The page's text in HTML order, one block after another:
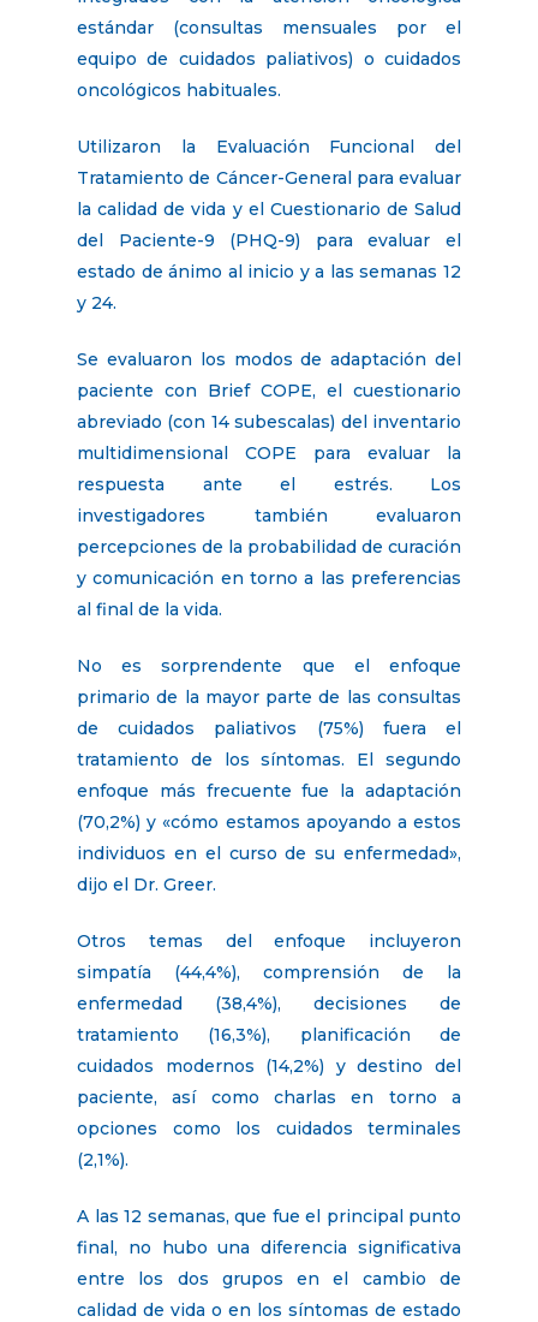
estándar (consultas mensuales por el
equipo de cuidados paliativos) o cuidados
oncológicos habituales.
Utilizaron la Evaluación Funcional del
Tratamiento de Cáncer-General para evaluar
la calidad de vida y el Cuestionario de Salud
del Paciente-9 (PHQ-9) para evaluar el
estado de ánimo al inicio y a las semanas 12
y 24.
Se evaluaron los modos de adaptación del
paciente con Brief COPE, el cuestionario
abreviado (con 14 subescalas) del inventario
multidimensional COPE para evaluar la
respuesta ante el estrés. Los
investigadores también evaluaron
percepciones de la probabilidad de curación
y comunicación en torno a las preferencias
al final de la vida.
No es sorprendente que el enfoque
primario de la mayor parte de las consultas
de cuidados paliativos (75%) fuera el
tratamiento de los síntomas. El segundo
enfoque más frecuente fue la adaptación
(70,2%) y «cómo estamos apoyando a estos
individuos en el curso de su enfermedad»,
dijo el Dr. Greer.
Otros temas del enfoque incluyeron
simpatía (44,4%), comprensión de la
enfermedad (38,4%), decisiones de
tratamiento (16,3%), planificación de
cuidados modernos (14,2%) y destino del
paciente, así como charlas en torno a
opciones como los cuidados terminales
(2,1%).
A las 12 semanas, que fue el principal punto
final, no hubo una diferencia significativa
entre los dos grupos en el cambio de
calidad de vida o en los síntomas de estado